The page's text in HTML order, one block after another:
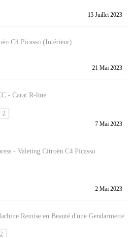
13 Juillet 2023
C4 Picasso (Intérieur)
21 Mai 2023
- Carat R-line
2
7 Mai 2023
- Valeting Citroën C4 Picasso
2 Mai 2023
Remise en Beauté d'une Gendarmette
2